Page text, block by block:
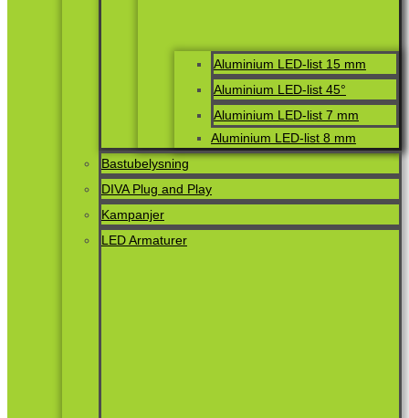
Aluminium LED-list 15 mm
Aluminium LED-list 45°
Aluminium LED-list 7 mm
Aluminium LED-list 8 mm
Bastubelysning
DIVA Plug and Play
Kampanjer
LED Armaturer